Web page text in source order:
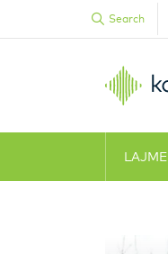
Search
LAJME